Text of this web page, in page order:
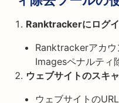
Ranktrackerにログ
Ranktrackerアカ
Imagesペナルティ
ウェブサイトのスキ
ウェブサイトの